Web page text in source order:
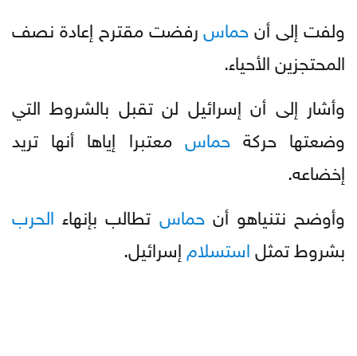
ولفت إلى أنحماسرفضت مقترح إعادة نصف
المحتجزين الأحياء.
وأشار إلى أن إسرائيل لن تقبل بالشروط التي
وضعتها حركةحماس معتبرا إياها أنها تريد
إخضاعه.
وأوضح نتنياهو أنحماس تطالب بإنهاء الحرب
بشروط تمثلاستسلامإسرائيل.